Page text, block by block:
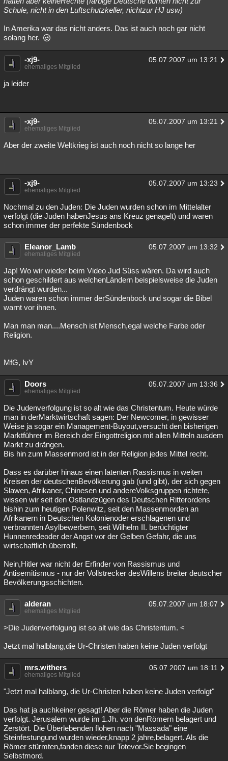
Schule, nicht in den Luftschutzkeller, nichtzur HJ usw)
In Amerika war das nicht anders. Das ist auch noch gar nicht
solang her.
-xj9- 05.07.2007 um 13:21
ehemaliges Mitglied
ja leider
-xj9- 05.07.2007 um 13:21
ehemaliges Mitglied
Aber der zweite Weltkrieg ist auch noch nicht so lange her
-xj9- 05.07.2007 um 13:23
ehemaliges Mitglied
Nochmal zu den Juden: Die Juden wurden schon im Mittelalter
verfolgt (die Juden habenJesus ans Kreuz genagelt) und waren
schon immer der perfekte Sündenbock
Eleanor_Lamb 05.07.2007 um 13:32
ehemaliges Mitglied
Jap! Wo wir wieder beim Video Jud Süss wären. Da wird auch
schon geschildert aus welchenLändern beispielsweise die Juden
verdrängt wurden...
Juden waren schon immer derSündenbock und sogar die Bibel
warnt vor ihnen.
Man man man....Mensch ist Mensch,egal welche Farbe oder
Religion.
MfG, IvY
Doors 05.07.2007 um 13:36
ehemaliges Mitglied
Die Judenverfolgung ist so alt wie das Christentum. Heute würde
man in derMarktwirtschaft sagen: Der Newcomer, in gewisser
Weise ja sogar ein Management-Buyout,versucht den bisherigen
Marktführer im Bereich der Eingottreligion mit allen Mitteln ausdem
Markt zu drängen.
Bis hin zum Massenmord ist in der Religion jedes Mittel recht.
Dass es darüber hinaus einen latenten Rassismus in weiten
Kreisen der deutschenBevölkerung gab (und gibt), der sich gegen
Slawen, Afrikaner, Chinesen und andereVolksgruppen richtete,
wissen wir seit den Ostlandzügen des Deutschen Ritterordens
bishin zum heutigen Polenwitz, seit den Massenmorden an
Afrikanern in Deutschen Kolonienoder erschlagenen und
verbrannten Asylbewerbern, seit Wilhelm II. berüchtigter
Hunnenredeoder der Angst vor der Gelben Gefahr, die uns
wirtschaftlich überrollt.
Nein,Hitler war nicht der Erfinder von Rassismus und
Antisemitismus - nur der Vollstrecker desWillens breiter deutscher
Bevölkerungsschichten.
alderan 05.07.2007 um 18:07
ehemaliges Mitglied
>Die Judenverfolgung ist so alt wie das Christentum. <
Jetzt mal halblang,die Ur-Christen haben keine Juden verfolgt
mrs.withers 05.07.2007 um 18:11
ehemaliges Mitglied
"Jetzt mal halblang, die Ur-Christen haben keine Juden verfolgt"
Das hat ja auchkeiner gesagt! Aber die Römer haben die Juden
verfolgt. Jerusalem wurde im 1.Jh. von denRömern belagert und
Zerstört. Die Überlebenden flohen nach "Massada" eine
Steinfestungund wurden wieder,knapp 2 jahre,belagert. Als die
Römer stürmten,fanden diese nur Totevor.Sie begingen
Selbstmord.